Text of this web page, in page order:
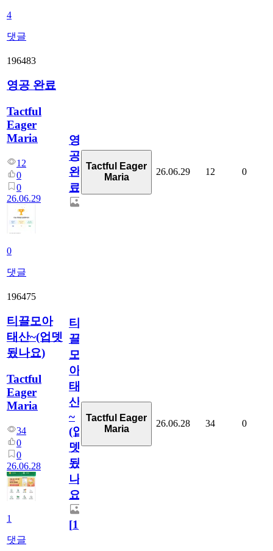
4
댓글
196483
영공 완료
Tactful
Eager
Maria
12
0
0
26.06.29
0
댓글
영
공
완
료
Tactful Eager
Maria
26.06.29 12 0
196475
티끌모아
태산~(업뎃
됬나요)
Tactful
Eager
Maria
34
0
0
26.06.28
1
댓글
티
끌
모
아
태
산
~
(업
뎃
됬
나
요)
[1]
Tactful Eager
Maria
26.06.28 34 0